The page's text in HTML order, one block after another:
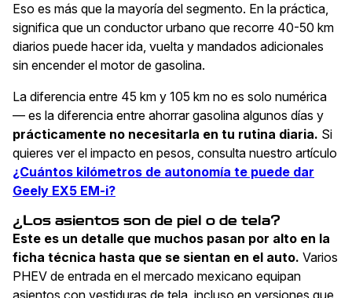
Eso es más que la mayoría del segmento. En la práctica,
significa que un conductor urbano que recorre 40-50 km
diarios puede hacer ida, vuelta y mandados adicionales
sin encender el motor de gasolina.
La diferencia entre 45 km y 105 km no es solo numérica
— es la diferencia entre ahorrar gasolina algunos días y
prácticamente no necesitarla en tu rutina diaria. Si
quieres ver el impacto en pesos, consulta nuestro artículo
¿Cuántos kilómetros de autonomía te puede dar
Geely EX5 EM-i?
¿Los asientos son de piel o de tela?
Este es un detalle que muchos pasan por alto en la
ficha técnica hasta que se sientan en el auto. Varios
PHEV de entrada en el mercado mexicano equipan
asientos con vestiduras de tela, incluso en versiones que